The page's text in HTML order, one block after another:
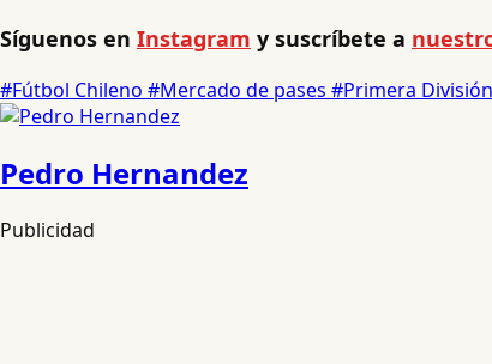
Síguenos en Instagram y suscríbete a
#Fútbol Chileno #Mercado de pases #Primera División
Pedro Hernandez
Publicidad